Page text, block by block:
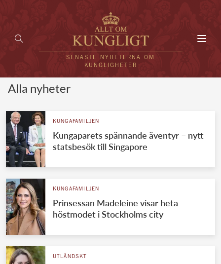
SENASTE NYHETERNA OM
KUNGLIGHETER
KUNGAFAMILJEN
UTLÄNDSKT
VÄRLDENS KUNGAHUS
Svenska kungahuset
Brittiska kungahuset
Norska kungahuset
Danska kungahuset
REDAKTION
Alla nyheter
KUNGAFAMILJEN
Kungaparets spännande äventyr – nytt
statsbesök till Singapore
KUNGAFAMILJEN
Prinsessan Madeleine visar heta
höstmodet i Stockholms city
UTLÄNDSKT